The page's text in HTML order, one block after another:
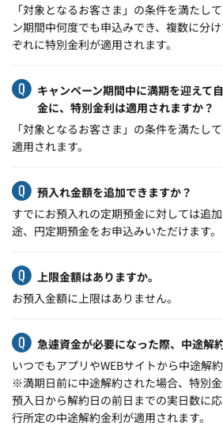
「対象となるお客さま」の条件を満たし
ン期間中何度でも申込みでき、複数に分
ぞれに特別金利が適用されます。
キャンペーン期間中に満期を迎えて
金に、特別金利は適用されますか？
「対象となるお客さま」の条件を満たし
適用されます。
預入れ金額を追加できますか？
すでにお預入れの定期預金に対しては追
途、円定期預金をお申込みいただけます。
上限金額はありますか。
お預入金額に上限はありません。
急遽資金が必要になった際、中途解
いつでもアプリやWEBサイトから中途解約
※満期日前に中途解約された場合、特別金
預入日から解約日の前日までの実日数に
行所定の中途解約金利が適用されます。